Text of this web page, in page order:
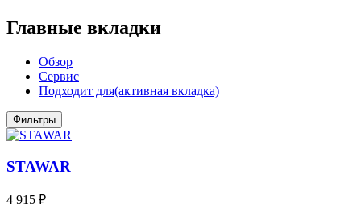
Главные вкладки
Обзор
Сервис
Подходит для(активная вкладка)
Фильтры
STAWAR
4 915 ₽